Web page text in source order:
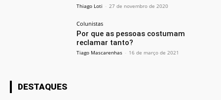
Thiago Loti - 27 de novembro de 2020
Colunistas
Por que as pessoas costumam
reclamar tanto?
Tiago Mascarenhas - 16 de março de 2021
DESTAQUES